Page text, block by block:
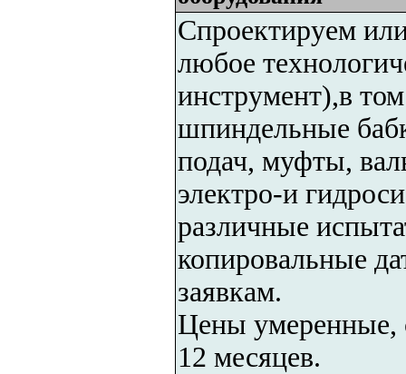
Спроектируем
любое
инструмент),в
шпиндельные
подач, муфты,
электро-и
различные
копировальные
заявкам.
Цены умеренные,
12 месяцев.